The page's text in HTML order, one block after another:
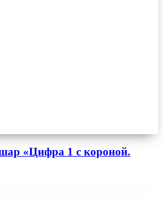
«Цифра 1 с короной.